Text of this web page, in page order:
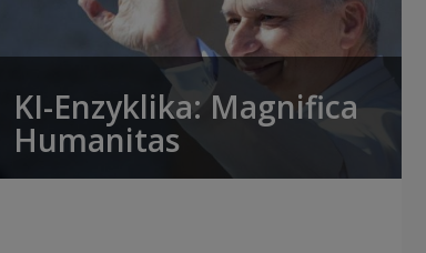
KI-Enzyklika: Magnifica
Humanitas